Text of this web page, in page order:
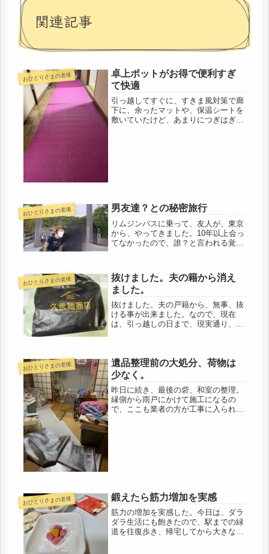
関連記事
おひとりさまの老後
卓上ポットがお得で便利すぎ
て快適
引っ越してすぐに、すきま風対策で廊
下に、余ったマットや、保温シートを
敷いていたけど、あまりにつぎはぎだ
おひとりさまの老後 男友達？との秘密旅行
リムジンバスに乗って、友人が、東京
から、やってきました。10年以上会っ
てなかったので、誰？と言われる覚悟
ない朝羽田を７時台のフライトで伊丹
へ。ナンバから近鉄特急に乗り、一
路...
おひとりさまの老後
抜けました。夫の籍から消え
ました。
抜けました。夫の戸籍から、無事、抜
ける事が出来ました。なので、現在
は、引っ越しの日まで、現実通り、同
れから、残りの人生をひとりで生きて
いく事...
おひとりさまの老後
遺品整理前の大処分、荷物は
少なく。
昨日に続き、最後の砦、和室の整理。
縁側から雨戸にかけて施工になるの
で、ここも業者の方が工事に入られ
おひとりさまの老後 鍛えたら筋力増加を実感
筋力の増加を実感した。今日は、ダラ
ダラ生活にも飽きたので、駅までの緑
道を往復歩き、帰宅してから大きな剪